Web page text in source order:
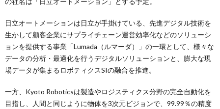
日立オートメーションは日立が手掛けている、先進デジタル技術を
生かして顧客企業にサプライチェーン運営効率化などのソリューシ
ョンを提供する事業「Lumada（ルマーダ）」の一環として、様々な
データの分析・最適化を行うデジタルソリューションと、膨大な現
場データが集まるロボティクスSIの融合を推進。
一方、Kyoto Roboticsは製造やロジスティクス分野の完全自動化を
目指し、人間と同じように物体を3次元ビジョンで、99.99％の精度